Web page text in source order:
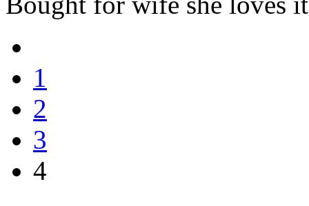
1
2
3
4